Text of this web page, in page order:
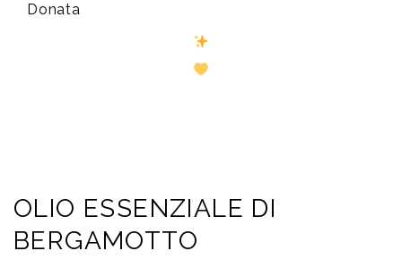
Donata
OLIO ESSENZIALE DI
BERGAMOTTO